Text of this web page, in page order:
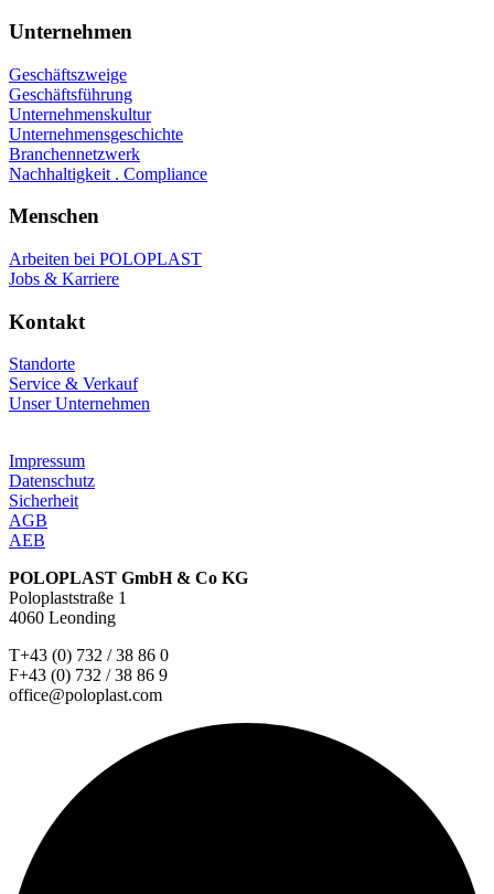
Unternehmen
Geschäftszweige
Geschäftsführung
Unternehmenskultur
Unternehmensgeschichte
Branchennetzwerk
Nachhaltigkeit . Compliance
Menschen
Arbeiten bei POLOPLAST
Jobs & Karriere
Kontakt
Standorte
Service & Verkauf
Unser Unternehmen
Impressum
Datenschutz
Sicherheit
AGB
AEB
POLOPLAST GmbH & Co KG
Poloplaststraße 1
4060 Leonding
T+43 (0) 732 / 38 86 0
F+43 (0) 732 / 38 86 9
office@poloplast.com